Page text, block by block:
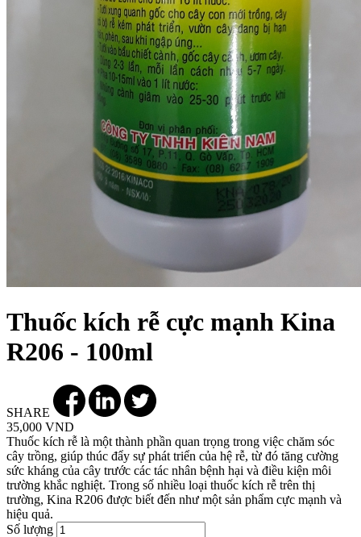
Thuốc kích rễ cực mạnh Kina
R206 - 100ml
SHARE
35,000 VND
Thuốc kích rễ là một thành phần quan trọng trong việc chăm sóc
cây trồng, giúp thúc đẩy sự phát triển của hệ rễ, từ đó tăng cường
sức kháng của cây trước các tác nhân bệnh hại và điều kiện môi
trường khắc nghiệt. Trong số nhiều loại thuốc kích rễ trên thị
trường, Kina R206 được biết đến như một sản phẩm cực mạnh và
hiệu quả.
Số lượng